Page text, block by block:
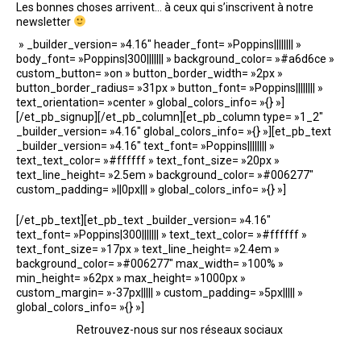
Les bonnes choses arrivent… à ceux qui s’inscrivent à notre
newsletter
» _builder_version= »4.16″ header_font= »Poppins|||||||| »
body_font= »Poppins|300||||||| » background_color= »#a6d6ce »
custom_button= »on » button_border_width= »2px »
button_border_radius= »31px » button_font= »Poppins|||||||| »
text_orientation= »center » global_colors_info= »{} »]
[/et_pb_signup][/et_pb_column][et_pb_column type= »1_2″
_builder_version= »4.16″ global_colors_info= »{} »][et_pb_text
_builder_version= »4.16″ text_font= »Poppins|||||||| »
text_text_color= »#ffffff » text_font_size= »20px »
text_line_height= »2.5em » background_color= »#006277″
custom_padding= »||0px||| » global_colors_info= »{} »]
[/et_pb_text][et_pb_text _builder_version= »4.16″
text_font= »Poppins|300||||||| » text_text_color= »#ffffff »
text_font_size= »17px » text_line_height= »2.4em »
background_color= »#006277″ max_width= »100% »
min_height= »62px » max_height= »1000px »
custom_margin= »-37px||||| » custom_padding= »5px||||| »
global_colors_info= »{} »]
Retrouvez-nous sur nos réseaux sociaux